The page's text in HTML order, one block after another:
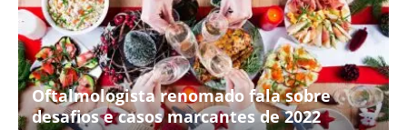
Oftalmologista renomado fala sobre
desafios e casos marcantes de 2022